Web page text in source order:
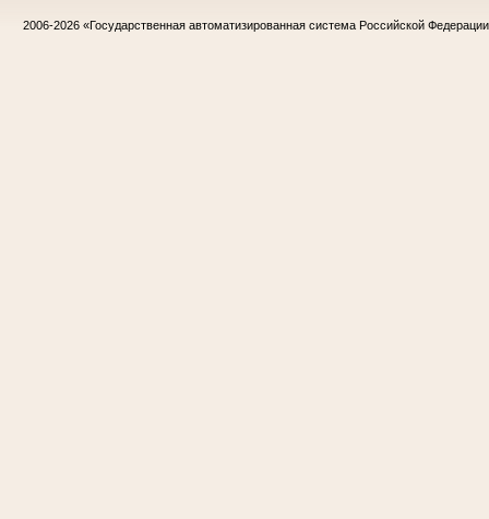
2006-2026 «Государственная автоматизированная система Российской